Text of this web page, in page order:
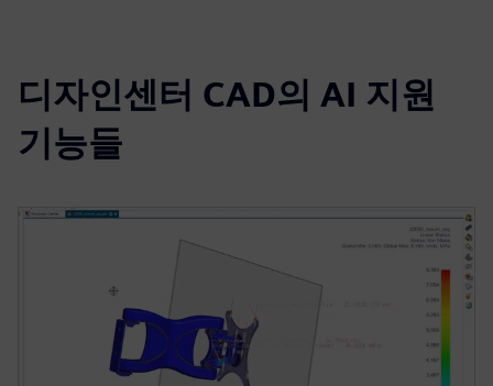
디자인센터 CAD의 AI 지원
기능들